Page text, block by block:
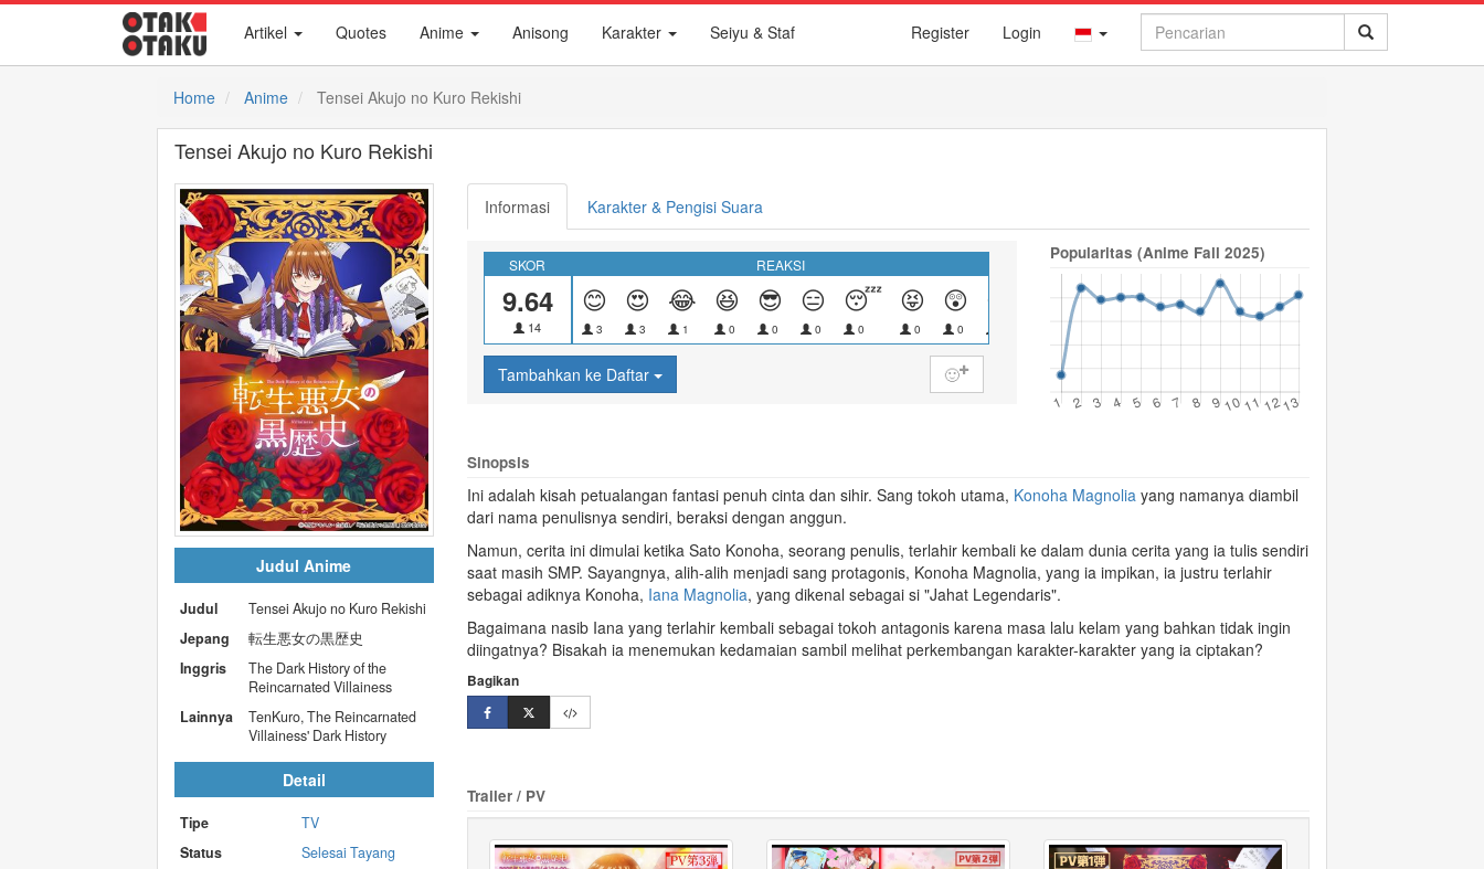
Register Login
Artikel Quotes Anime Anisong Karakter Seiyu & Staf
Home Anime Tensei Akujo no Kuro Rekishi
Tensei Akujo no Kuro Rekishi
Judul Anime
Judul
Tensei Akujo no Kuro Rekishi
Jepang
転生悪女の黒歴史
Inggris
The Dark History of the
Reincarnated Villainess
Lainnya
TenKuro, The Reincarnated
Villainess' Dark History
Detail
Tipe
TV
Status
Selesai Tayang
Informasi Karakter & Pengisi Suara
SKOR
9.64
14
REAKSI
😊
3
😍
3
😂
1
😆
0
😎
0
😑
0
😴
0
😝
0
😲
0
😟 😨 😵 😠
Tambahkan ke Daftar 🙂
Popularitas (Anime Fall 2025)
Sinopsis
Ini adalah kisah petualangan fantasipenuh cinta dan sihir. Sang tokoh utama, Konoha Magnoliayang namanya diambil
dari nama penulisnya sendiri, beraksi dengan anggun.
Namun, cerita ini dimulai ketika Sato Konoha, seorang penulis, terlahir kembali ke dalam dunia cerita yang ia tulis sendiri
saat masih SMP. Sayangnya, alih-alih menjadi sang protagonis, Konoha Magnolia, yang ia impikan, ia justru terlahir
sebagai adiknya Konoha, Iana Magnolia, yang dikenal sebagai si "Jahat Legendaris".
Bagaimana nasib Iana yang terlahir kembali sebagai tokoh antagoniskarena masa lalu kelam yang bahkan tidak ingin
diingatnya? Bisakah ia menemukan kedamaian sambil melihat perkembangan karakter-karakter yang ia ciptakan?
Bagikan
Trailer / PV